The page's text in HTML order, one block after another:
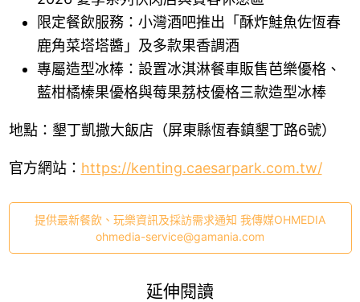
限定餐飲服務：小灣酒吧推出「酥炸鮭魚佐恆春
鹿角菜塔塔醬」及多款果香調酒
專屬造型冰棒：設置冰淇淋餐車販售芭樂優格、
藍柑橘榛果優格與莓果荔枝優格三款造型冰棒
地點：墾丁凱撒大飯店（屏東縣恆春鎮墾丁路6號）
官方網站： https://kenting.caesarpark.com.tw/
提供最新餐飲、玩樂資訊及採訪需求通知 我傳媒OHMEDIA
ohmedia-service@gamania.com
延伸閱讀